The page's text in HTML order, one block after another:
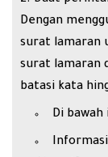
Dengan
surat lamaran
surat lamaran
batasi kata
Di